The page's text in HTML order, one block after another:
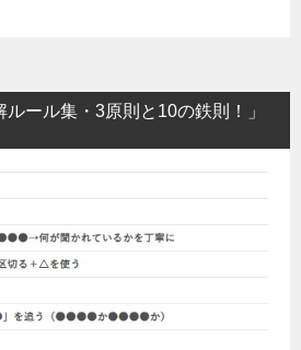
ルール集・3原則と10の鉄則！」